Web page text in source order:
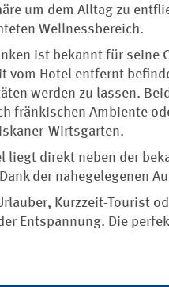
um dem Alltag zu
Wellnessbereich.
ist bekannt für seine
vom Hotel entfernt
werden zu lassen.
fränkischen Ambiente
Wirtsgarten.
liegt direkt neben der
der nahegelegenen
Kurzzeit-Tourist
Entspannung. Die